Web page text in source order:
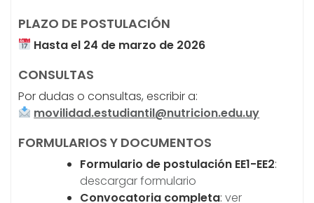
PLAZO DE POSTULACIÓN
Hasta el 24 de marzo de 2026
CONSULTAS
Por dudas o consultas, escribir a:
movilidad.estudiantil@nutricion.edu.uy
FORMULARIOS Y DOCUMENTOS
Formulario de postulación EE1-EE2:
descargar formulario
Convocatoria completa: ver